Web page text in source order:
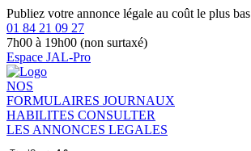
Publiez votre annonce légale au coût le plus bas
01 84 21 09 27
7h00 à 19h00 (non surtaxé)
Espace JAL-Pro
NOS
FORMULAIRES JOURNAUX
HABILITES CONSULTER
LES ANNONCES LEGALES